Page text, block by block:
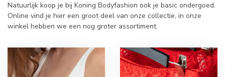
Natuurlijk koop je bij Koning Bodyfashion ook je basic ondergoed.
Online vind je hier een groot deel van onze collectie, in onze
winkel hebben we een nog groter assortiment.